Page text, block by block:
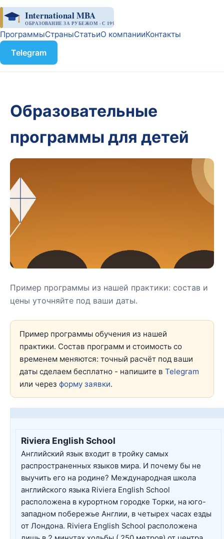
International MBA
ОБРАЗОВАНИЕ ЗА РУБЕЖОМ · С 1998
ПрограммыСтраныСтатьиО компанииКонтакты
Telegram
Образовательные
программы для детей
Пример программы из нашей практики: состав и
цены уточняйте под ваши даты.
Пример программы обучения из нашей
практики. Состав программ и стоимость со
временем меняются: точный расчёт под ваши
даты сделаем бесплатно - напишите в Telegram
или через форму заявки.
Riviera English School
Английский язык входит в тройку самых
распространенных языков мира. И почему бы не
выучить его на родине? Международная школа
английского языка Riviera English School
расположена в курортном городке Торки, на юго-
западном побережье Англии, в четырех часах езды
от Лондона. Riviera English School расположена